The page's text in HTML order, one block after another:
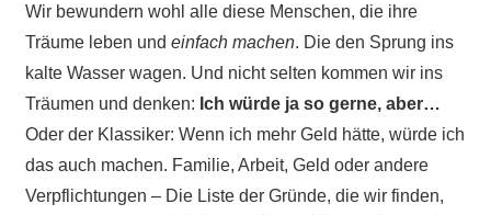
Wir bewundern wohl alle diese Menschen, die ihre
Träume leben und einfach machen. Die den Sprung ins
kalte Wasser wagen. Und nicht selten kommen wir ins
Träumen und denken: Ich würde ja so gerne, aber…
Oder der Klassiker: Wenn ich mehr Geld hätte, würde ich
das auch machen. Familie, Arbeit, Geld oder andere
Verpflichtungen – Die Liste der Gründe, die wir finden,